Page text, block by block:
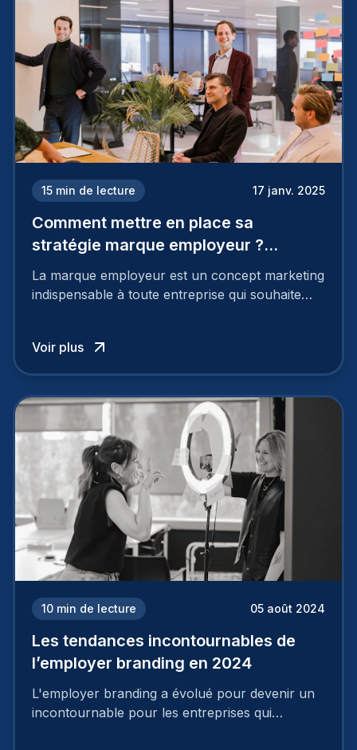
15 min de lecture 17 janv. 2025
Comment mettre en place sa
stratégie marque employeur ?
Découvrez les 7 étapes
La marque employeur est un concept marketing
indispensable à toute entreprise qui souhaite
employeur solide et positive sont évidentes, ce
travail, pour qu’il soit réussi, ne peut se faire en
mettre en œuvre un certain nombre d’actions.
Voir plus
10 min de lecture 05 août 2024
Les tendances incontournables de
l’employer branding en 2024
L'employer branding a évolué pour devenir un
incontournable pour les entreprises qui